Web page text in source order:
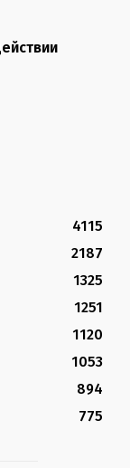
4115
2187
1325
1251
1120
1053
894
775